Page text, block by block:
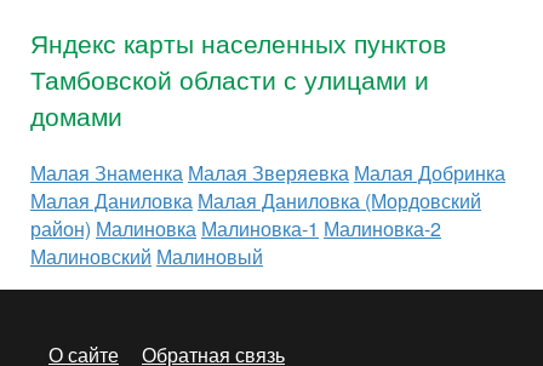
Яндекс карты населенных пунктов
Тамбовской области с улицами и
домами
Малая Знаменка Малая Зверяевка Малая Добринка
Малая Даниловка Малая Даниловка (Мордовский
район) Малиновка Малиновка-1 Малиновка-2
Малиновский Малиновый
О сайте Обратная связь